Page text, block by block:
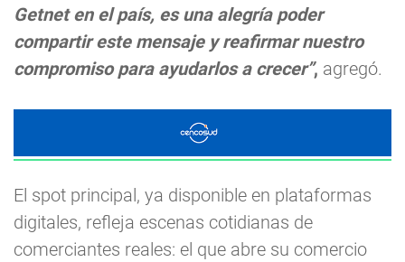
Getnet en el país, es una alegría poder
compartir este mensaje y reafirmar nuestro
compromiso para ayudarlos a crecer”, agregó.
El spot principal, ya disponible en plataformas
digitales, refleja escenas cotidianas de
comerciantes reales: el que abre su comercio